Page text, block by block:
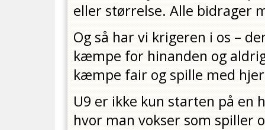
eller størrelse. Alle bidrager
Og så har vi krigeren i os –
kæmpe for hinanden og
kæmpe fair og spille med
U9 er ikke kun starten på en
hvor man vokser som spiller